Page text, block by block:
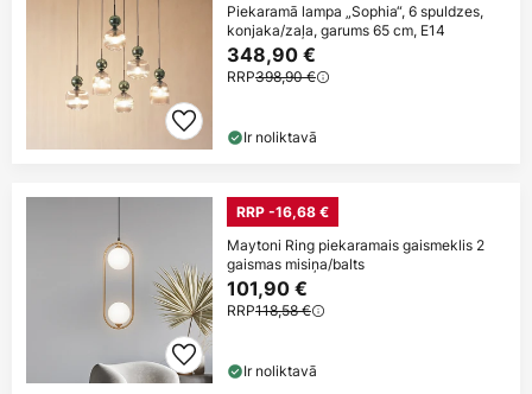
Piekaramā lampa „Sophia“, 6 spuldzes,
konjaka/zaļa, garums 65 cm, E14
348,90 €
RRP398,90 €
Ir noliktavā
RRP -16,68 €
Maytoni Ring piekaramais gaismeklis 2
gaismas misiņa/balts
101,90 €
RRP118,58 €
Ir noliktavā